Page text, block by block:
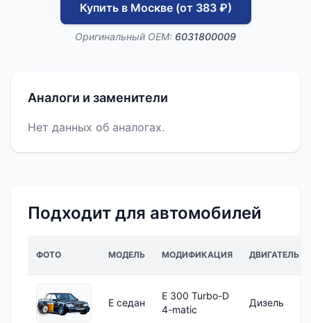
Купить в Москве (от 383 ₽)
Оригинальный OEM: 6031800009
Аналоги и заменители
Нет данных об аналогах.
Подходит для автомобилей
ФОТО МОДЕЛЬ МОДИФИКАЦИЯ ДВИГАТЕЛЬ
E седан
E 300 Turbo-D
4-matic
Дизель